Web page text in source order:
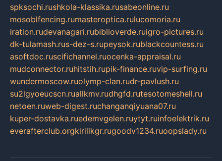
spksochi.rushkola-klassika.rusabeonline.ru
mosoblfencing.rumasteroptica.rulucomoria.ru
iration.rudevanagari.rubiblioverde.ruigro-pictures.ru
dk-tulamash.rus-dez-s.rupeysok.rublackcountess.ru
asoftdoc.ruscifichannel.ruocenka-appraisal.ru
mudconnector.ruhitstih.rupik-finance.ruvip-surfing.ru
wundermoscow.ruolymp-clan.rudr-pavlush.ru
su2lgyoeucscn.ruallkmv.rudhgfd.rutesotomeshell.ru
netoen.ruweb-digest.ruchanganqiyuana07.ru
kuper-dostavka.ruedemvgelen.ruytyt.ruinfoelektrik.ru
everafterclub.orgkirillkgr.rugoodv1234.ruoopslady.ru